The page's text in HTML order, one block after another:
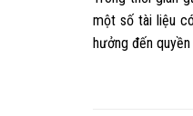
một số tài liệu
hưởng đến